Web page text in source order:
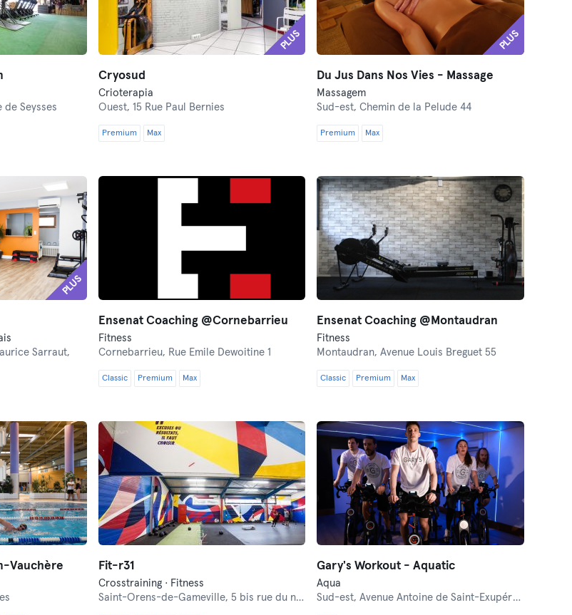
de Seysses
PLUS
Cryosud
Crioterapia
Ouest, 15 Rue Paul Bernies
Premium Max
PLUS
Du Jus Dans Nos Vies - Massage
Massagem
Sud-est,Chemin de la Pelude 44
Premium Max
PLUS
Sarraut,
Ensenat Coaching @Cornebarrieu
Fitness
Cornebarrieu, Rue Emile Dewoitine 1
Classic Premium Max
Ensenat Coaching @Montaudran
Fitness
Montaudran,Avenue Louis Breguet 55
Classic Premium Max
Vauchère Fit-r31
Crosstraining · Fitness
Saint-Orens-de-Gameville, 5 bis rue du négoce
Gary's Workout - Aquatic
Aqua
Sud-est,Avenue Antoine de Saint-Exupéry 231